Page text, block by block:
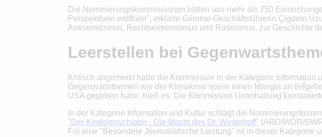
Die Nominierungskommissionen hätten aus mehr als 750
Perspektiven eröffnen", erklärte Grimme-Geschäftsführerin Çigdem
Antisemitismus, Rechtsextremismus und Rassismus, zur Geschichte
Leerstellen bei
Kritisch angemerkt habe die Kommission in der Kategorie
Gegenwartsthemen wie der Klimakrise sowie einen Mangel an
USA gegeben habe, hieß es. Die Kommission Unterhaltung
In der Kategorie Information und Kultur schlägt die
"Der Kinderpsychiater - Die Macht des Dr. Winterhoff" (ARD/WDR/
Für eine "Besondere Journalistische Leistung" ist in dieser Kategorie